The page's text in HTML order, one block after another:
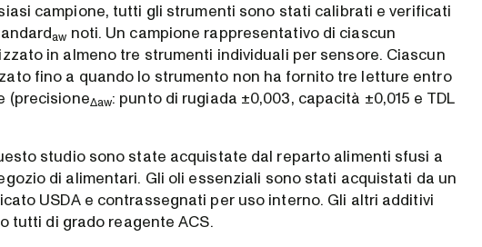
campione, tutti gli strumenti sono stati calibrati e verificati
aw noti. Un campione rappresentativo di ciascun
in almeno tre strumenti individuali per sensore. Ciascun
fino a quando lo strumento non ha fornito tre letture entro
(precisioneΔaw: punto di rugiada ±0,003, capacità ±0,015 e TDL
studio sono state acquistate dal reparto alimenti sfusi a
di alimentari. Gli oli essenziali sono stati acquistati da un
USDA e contrassegnati per uso interno. Gli altri additivi
tutti di grado reagente ACS.